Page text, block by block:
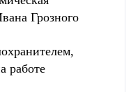
Грозного
работе